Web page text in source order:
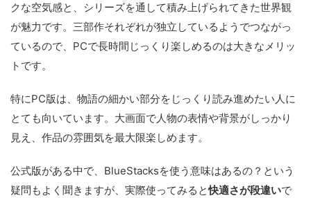
クな空気感と、シリーズを通して積み上げられてきた世界観
が魅力です。三部作それぞれが独立しているようでつながっ
ているので、PCで長時間じっくり楽しめるのは大きなメリッ
トです。
特にPC版は、物語の細かい部分をじっくり読み進めたい人に
とても向いています。大画面で人物の表情や背景がしっかり
見え、作品の雰囲気を最大限楽しめます。
公式版がある中で、BlueStacksを使う意味はあるの？という
疑問もよく聞きますが、実際使ってみると快適さが段違いで